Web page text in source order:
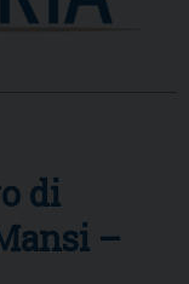
di
–